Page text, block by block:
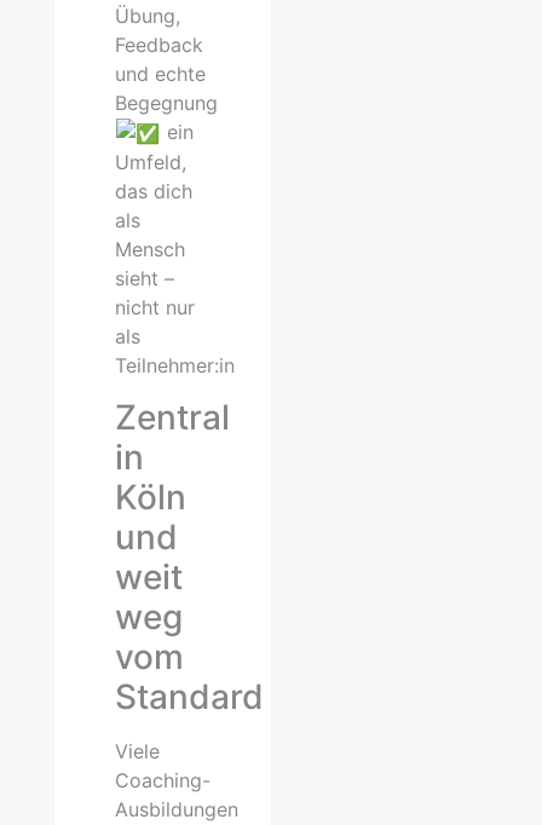
Übung,
Feedback
und echte
Begegnung
ein
Umfeld,
das dich
als
Mensch
sieht –
nicht nur
als
Teilnehmer:in
Zentral
in
Köln
und
weit
weg
vom
Standard
Viele
Coaching-
Ausbildungen